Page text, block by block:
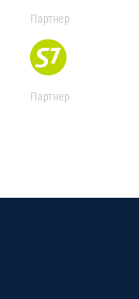
Партнер
Партнер